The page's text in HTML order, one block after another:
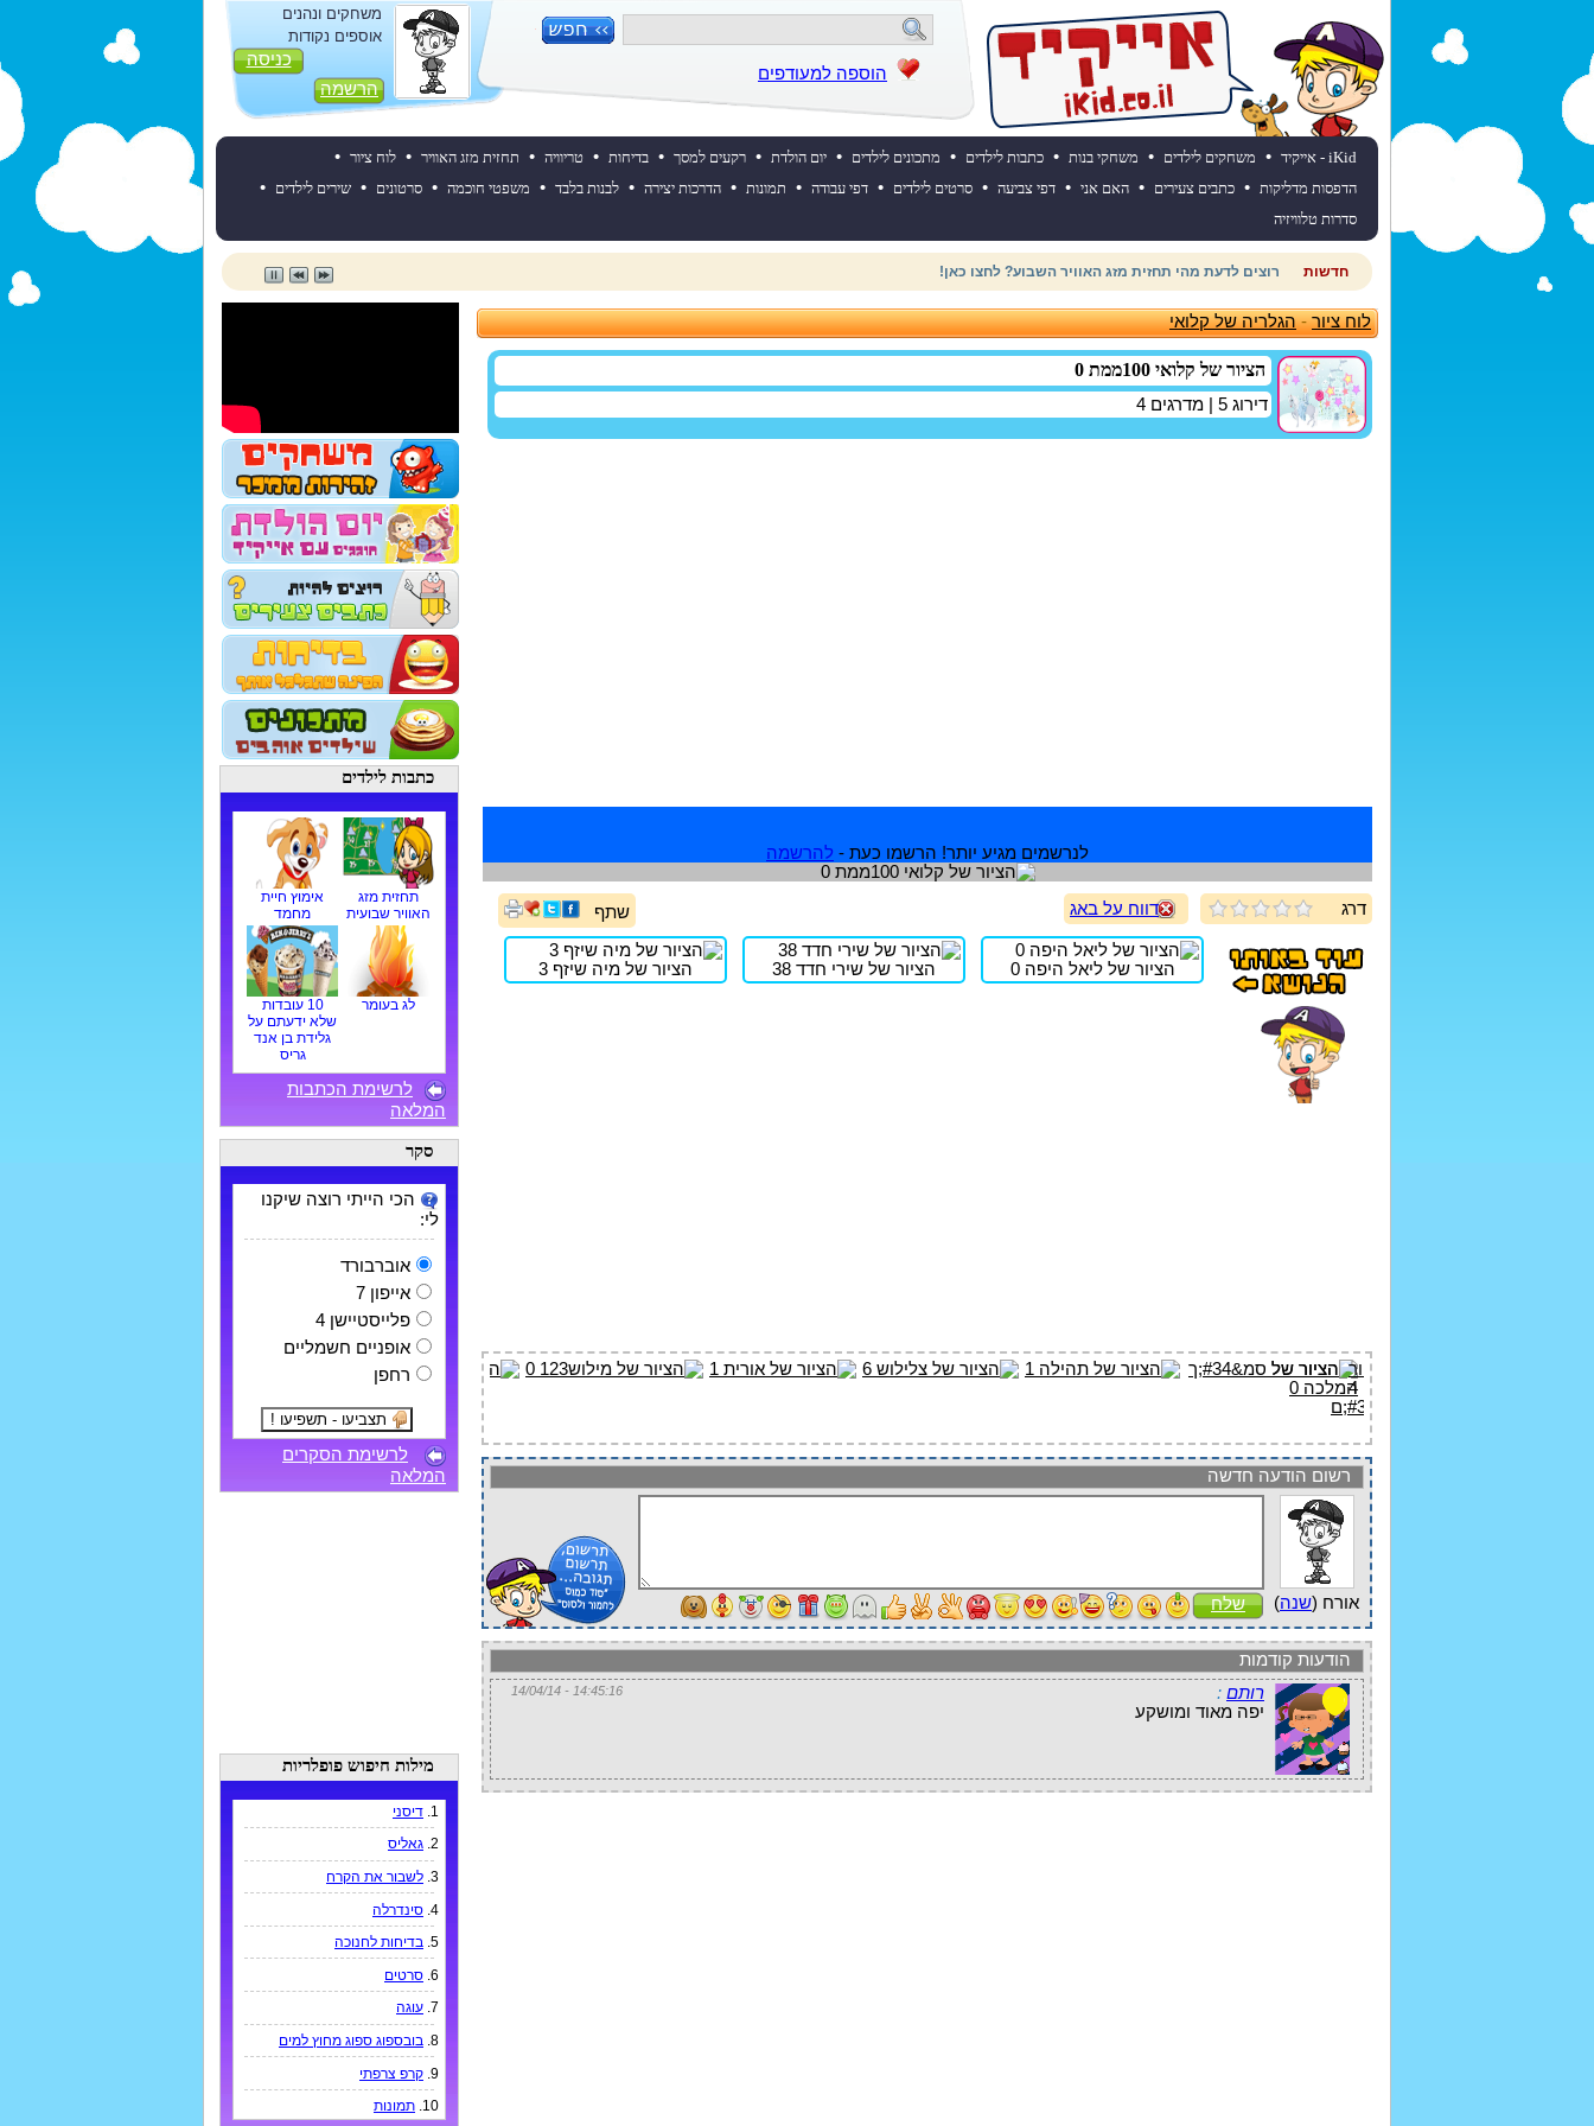
הוספה למעודפים
משחקים ונהנים
אוספים נקודות
כניסה
הרשמה
iKid - אייקיד • משחקים לילדים • משחקי בנות • כתבות לילדים • מתכונים לילדים • יום הולדת • רקעים למסך • בדיחות • טריוויה • תחזית מזג האוויר • לוח ציור •
הדפסות מדליקות • כתבים צעירים • האם אני • דפי צביעה • סרטים לילדים • דפי עבודה • תמונות • הדרכות יצירה • לבנות בלבד • משפטי חוכמה • סרטונים • שירים לילדים •
סדרות טלוויזיה
חדשות חוגגים יום הולדת? כנסו לאתר יום ההולדת של אייקיד! למעבר לאתר לחצו כאן
לוח ציור-הגלריה של קלואי
הציור של קלואי 100ממת 0
דירוג 5 | מדרגים 4
לנרשמים מגיע יותר! הרשמו כעת - להרשמה
דרג דווח על באג שתף
הציור של ליאל היפה 0 הציור של שירי חדד 38 הציור של מיה שיזף 3
רשום הודעה חדשה
אורח (שנה) שלח
הודעות קודמות
רותם :
14:45:16 - 14/04/14
יפה מאוד ומושקע
כתבות לילדים
תחזית מזג
האוויר שבועית
אימוץ חיית
מחמד
לג בעומר
10 עובדות
שלא ידעתם על
גלידת בן אנד
גריס
לרשימת הכתבות
המלאה
סקר
הכי הייתי רוצה שיקנו
לי:
אוברבורד
אייפון 7
פלייסטיישן 4
אופניים חשמליים
רחפן
לרשימת הסקרים
המלאה
מילות חיפוש פופלריות
1. דיסני
2. גאליס
3. לשבור את הקרח
4. סינדרלה
5. בדיחות לחנוכה
6. סרטים
7. עוגה
8. בובספוג ספוג מחוץ למים
9. קרפ צרפתי
10. תמונות